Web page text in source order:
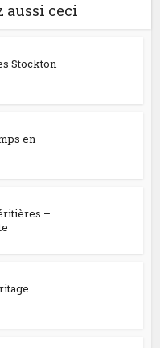
aussi ceci
Stockton
en
–